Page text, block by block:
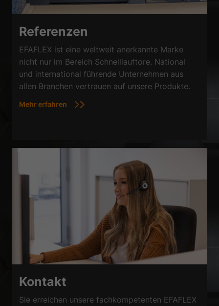
Referenzen
EFAFLEX ist eine weltweit anerkannte Marke
nicht nur im Bereich Schnelllauftore. National
und international führende Unternehmen aus
allen Branchen vertrauen auf unsere Produkte.
Mehr erfahren
Kontakt
Sie erreichen unsere fachkompetenten EFAFLEX